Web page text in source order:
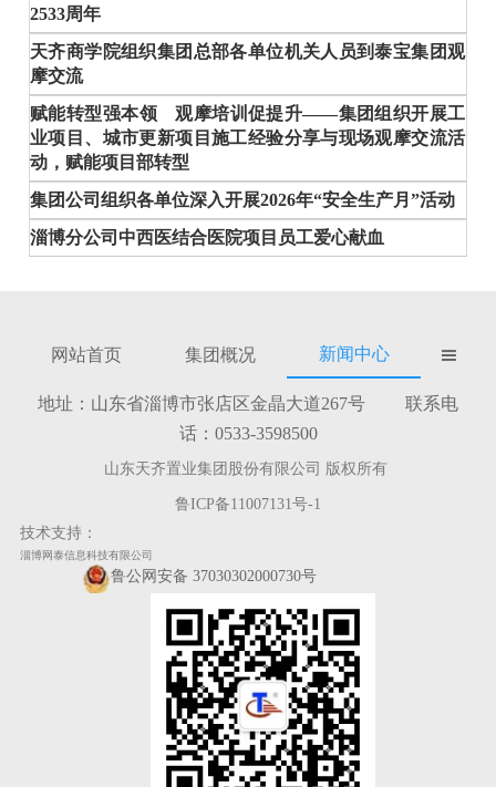
2533周年
天齐商学院组织集团总部各单位机关人员到泰宝集团观
摩交流
赋能转型强本领 观摩培训促提升——集团组织开展工
业项目、城市更新项目施工经验分享与现场观摩交流活
动，赋能项目部转型
集团公司组织各单位深入开展2026年“安全生产月”活动
淄博分公司中西医结合医院项目员工爱心献血
网站首页 集团概况 新闻中心 
地址：山东省淄博市张店区金晶大道267号 联系电
话：0533-3598500
山东天齐置业集团股份有限公司 版权所有
鲁ICP备11007131号-1
技术支持：
淄博网泰信息科技有限公司
鲁公网安备 37030302000730号